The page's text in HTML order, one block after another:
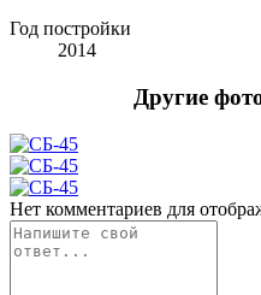
Год постройки
2014
Другие
Нет комментариев для